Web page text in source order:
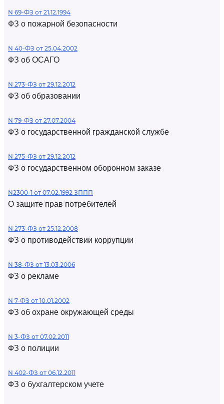
N 69-ФЗ от 21.12.1994
ФЗ о пожарной безопасности
N 40-ФЗ от 25.04.2002
ФЗ об ОСАГО
N 273-ФЗ от 29.12.2012
ФЗ об образовании
N 79-ФЗ от 27.07.2004
ФЗ о государственной гражданской службе
N 275-ФЗ от 29.12.2012
ФЗ о государственном оборонном заказе
N2300-1 от 07.02.1992 ЗППП
О защите прав потребителей
N 273-ФЗ от 25.12.2008
ФЗ о противодействии коррупции
N 38-ФЗ от 13.03.2006
ФЗ о рекламе
N 7-ФЗ от 10.01.2002
ФЗ об охране окружающей среды
N 3-ФЗ от 07.02.2011
ФЗ о полиции
N 402-ФЗ от 06.12.2011
ФЗ о бухгалтерском учете